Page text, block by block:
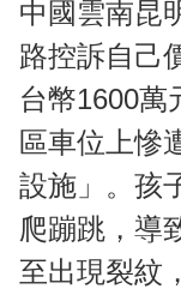
中國雲南昆
路控訴自己
台幣1600萬
區車位上慘
設施」。孩
爬蹦跳，導
至出現裂紋